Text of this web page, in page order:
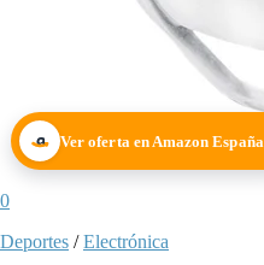
Ver oferta en Amazon España
0
Deportes /Electrónica